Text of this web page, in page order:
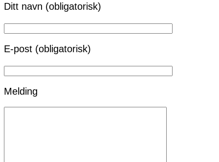
Ditt navn (obligatorisk)
E-post (obligatorisk)
Melding